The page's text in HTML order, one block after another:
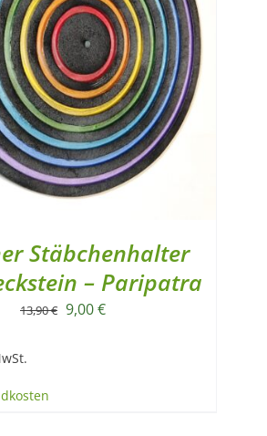
Stäbchenhalter
– Paripatra
13,90€ Ursprünglicher
9,00€Aktueller